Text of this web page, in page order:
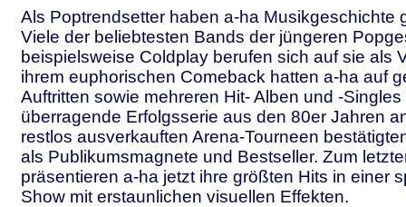
Als Poptrendsetter haben a-ha Musikgeschichte
Viele der beliebtesten Bands der jüngeren
beispielsweise Coldplay berufen sich auf sie als
ihrem euphorischen Comeback hatten a-ha auf
Auftritten sowie mehreren Hit- Alben und -
überragende Erfolgsserie aus den 80er Jahren
restlos ausverkauften Arena-Tourneen
als Publikumsmagnete und Bestseller. Zum
präsentieren a-ha jetzt ihre größten Hits in einer
Show mit erstaunlichen visuellen Effekten.